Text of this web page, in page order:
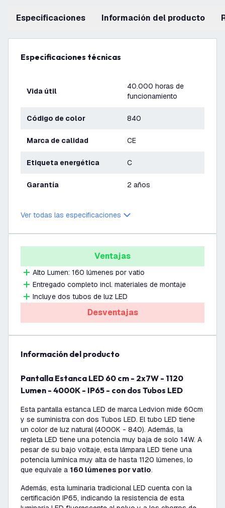
Especificaciones información del producto
Especificaciones técnicas
Vida útil
40.000 horas de
funcionamiento
Código de color 840
Marca de calidad CE
Etiqueta energética C
Garantía 2 años
Ver todas las especificaciones
Ventajas
Alto Lumen: 160 lúmenes por vatio
Entregado completo incl. materiales de montaje
Incluye dos tubos de luz LED
Desventajas
información del producto
Pantalla Estanca LED 60 cm - 2x7W - 1120
Lumen - 4000K - IP65 - con dos Tubos LED
Esta pantalla estanca LED de marca Ledvion mide 60cm
y se suministra con dos Tubos LED. El tubo LED tiene
un color de luz natural (4000K - 840). Además, la
regleta LED tiene una potencia muy baja de solo 14W. A
pesar de su bajo voltaje, esta lámpara LED tiene una
potencia lumínica muy alta de hasta 1120 lúmenes, lo
que equivale a 160 lúmenes por vatio.
Además, esta luminaria tradicional LED cuenta con la
certificación IP65, indicando la resistencia de esta